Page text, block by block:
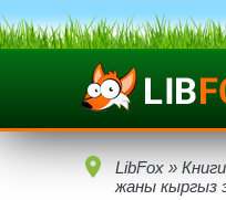
LibFox » Книги
жаны кыргыз